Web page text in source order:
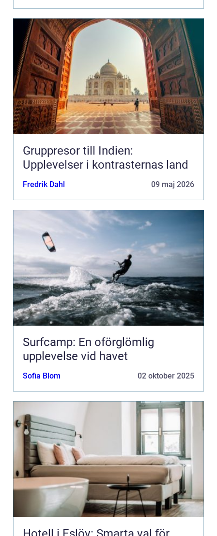
Gruppresor till Indien:
Upplevelser i kontrasternas land
Fredrik Dahl 09 maj 2026
Surfcamp: En oförglömlig
upplevelse vid havet
Sofia Blom 02 oktober 2025